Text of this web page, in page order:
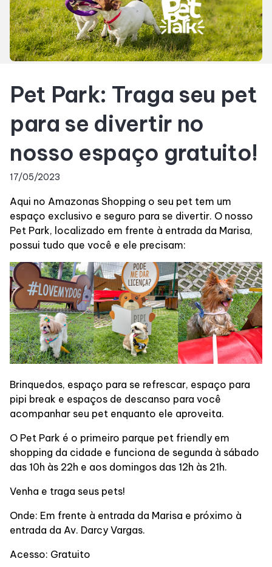
Horários
Entretenimento
Cinema
Eventos
Fique por dentro
Lojas e Restaurantes
Lojas
Alimentação
Programa de beneficios
Pet Park: Traga seu pet
para se divertir no
nosso espaço gratuito!
17/05/2023
Aqui no Amazonas Shopping o seu pet tem um
espaço exclusivo e seguro para se divertir. O nosso
Pet Park, localizado em frente à entrada da Marisa,
possui tudo que você e ele precisam:
Brinquedos, espaço para se refrescar, espaço para
pipi break e espaços de descanso para você
acompanhar seu pet enquanto ele aproveita.
O Pet Park é o primeiro parque pet friendly em
shopping da cidade e funciona de segunda à sábado
das 10h às 22h e aos domingos das 12h às 21h.
Venha e traga seus pets!
Onde: Em frente à entrada da Marisa e próximo à
entrada da Av. Darcy Vargas.
Acesso: Gratuito